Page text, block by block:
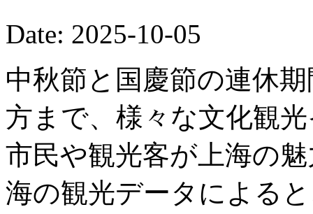
Date: 2025-10-05
中秋節と国慶節の連休
方まで、様々な文化観
市民や観光客が上海の
海の観光データによる